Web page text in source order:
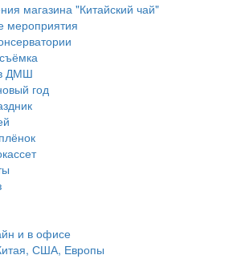
магазина "Китайский чай"
мероприятия
ДМШ
год
и в офисе
США, Европы